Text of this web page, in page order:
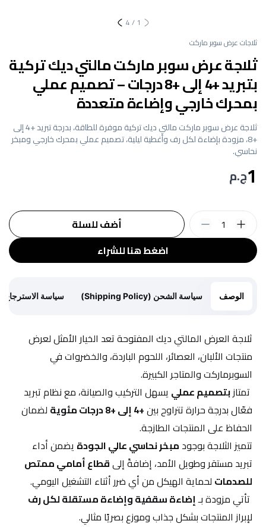
1
/
4
ثلاجات عرض سوبر ماركت
ثلاجة عرض سوبر ماركت مالتي ديك تركية
بتبريد +4 إلى +8 درجات – تصميم عملي
بمحرك خارجي وإضاءة متعددة
ثلاجة عرض سوبر ماركت مالتي ديك تركية موفرة للطاقة، بدرجة تبريد +4 إلى
+8، مزودة بإضاءة لكل رف وأغطية ليلية، تصميم عملي بمحرك خارجي ومبخر
نحاسي.
1ج.م
اضغط هنا للشراء
أضف للسلة 1
الوصف سياسة الشحن (Shipping Policy) سياسة الاسترجاع (Return Policy)
السوبرماركت والمتاجر الكبيرة.
بتصميم عملي
فعّال بدرجة حرارة تتراوح بين +4 إلى +8 درجات مئوية
الحفاظ على المنتجات الطازجة.
تتميز الثلاجة بوجود مبخر نحاسي عالي الجودة
تبريد مستقر وطويل الأمد، إضافةً إلى
للصدمات لحماية الهيكل من أي ضرر أثناء التشغيل اليومي.
إضاءة سقفية وإضاءة مستقلة لكل رف
لإبراز المنتجات بشكل جذاب وموزع بصريًا مثالي.